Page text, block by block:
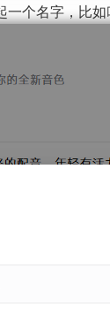
个名字，比如